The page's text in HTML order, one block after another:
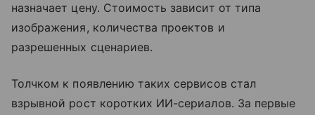
назначает цену. Стоимость зависит от типа
изображения, количества проектов и
разрешенных сценариев.
Толчком к появлению таких сервисов стал
взрывной рост коротких ИИ-сериалов. За первые